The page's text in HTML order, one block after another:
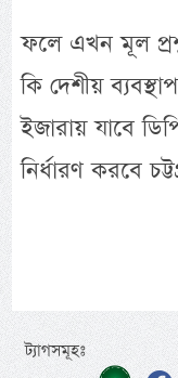
ফলে এখন মূল
কি দেশীয়
ইজারায় যাবে
নির্ধারণ করবে
ট্যাগসমূহঃ